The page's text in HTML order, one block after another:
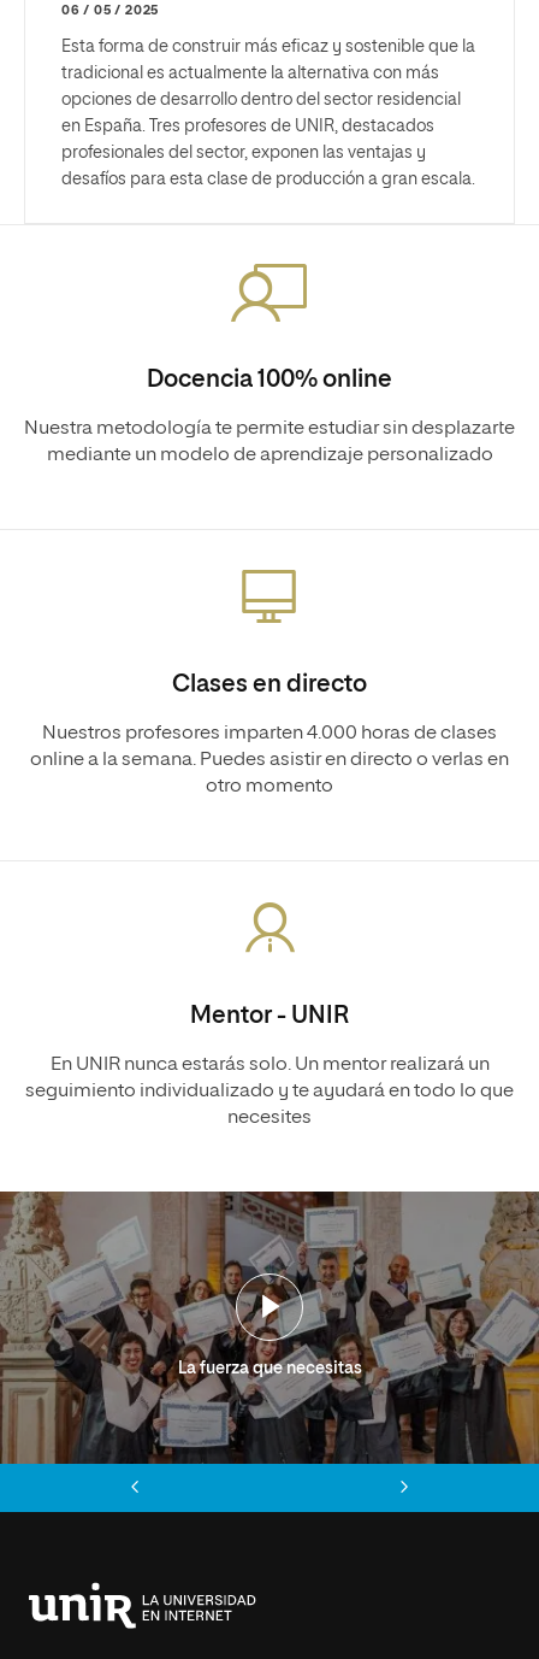
06 / 05 / 2025
Esta forma de construir más eficaz y sostenible que la
tradicional es actualmente la alternativa con más
opciones de desarrollo dentro del sector residencial
en España. Tres profesores de UNIR, destacados
profesionales del sector, exponen las ventajas y
desafíos para esta clase de producción a gran escala.
Docencia 100% online
Nuestra metodología te permite estudiar sin desplazarte
mediante un modelo de aprendizaje personalizado
Clases en directo
Nuestros profesores imparten 4.000 horas de clases
online a la semana. Puedes asistir en directo o verlas en
otro momento
Mentor - UNIR
En UNIR nunca estarás solo. Un mentor realizará un
seguimiento individualizado y te ayudará en todo lo que
necesites
La fuerza que necesitas